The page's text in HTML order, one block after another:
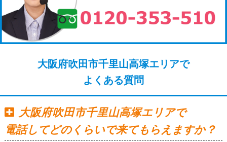
大阪府吹田市千里山高塚エリアで
よくある質問
大阪府吹田市千里山高塚エリアで
電話してどのくらいで来てもらえますか？